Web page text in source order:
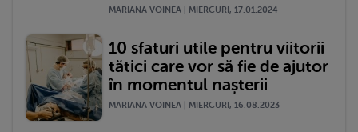
MARIANA VOINEA | MIERCURI, 17.01.2024
10 sfaturi utile pentru viitorii
tătici care vor să fie de ajutor
în momentul nașterii
MARIANA VOINEA | MIERCURI, 16.08.2023